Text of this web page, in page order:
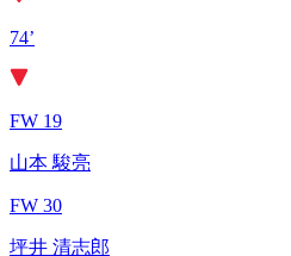
74’
FW 19
山本 駿亮
FW 30
坪井 清志郎